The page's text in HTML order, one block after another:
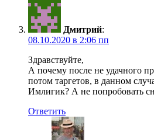
Дмитрий:
08.10.2020 в 2:06 пп
Здравствуйте,
А почему после не удачного
потом таргетов, в данном
Имлигик? А не попробовать
Ответить